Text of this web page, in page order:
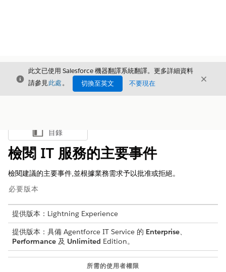
結束
此文已使用 Salesforce 機器翻譯系統翻譯。更多詳細資料
請參見此處。 切換至英文 不要現在 結束
顯示目錄
目錄
檢閱 IT 服務的主要事件
檢閱建議的主要事件,並根據業務需求予以批准或拒絕。
必要版本
提供版本：Lightning Experience
提供版本：具備 Agentforce IT Service 的 Enterprise、
Performance 及 Unlimited Edition。
所需的使用者權限